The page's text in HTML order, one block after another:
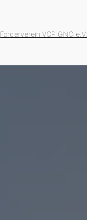
Förderverein VCP GNO e.V.